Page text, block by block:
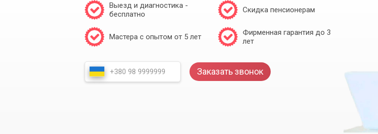
Выезд и диагностика -
бесплатно
Скидка пенсионерам
Мастера с опытом от 5 лет
Фирменная гарантия до 3
лет
Заказать звонок